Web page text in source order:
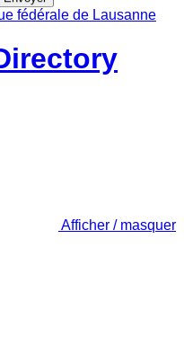
Afficher / masquer